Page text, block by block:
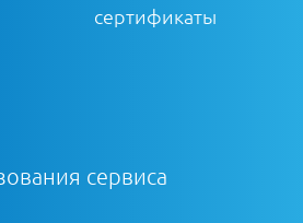
сертификаты
сервиса